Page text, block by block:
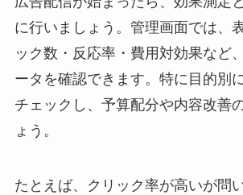
に行いましょう。管理画面では、
ック数・反応率・費用対効果など
ータを確認できます。特に目的別
チェックし、予算配分や内容改善
ょう。
たとえば、クリック率が高いが問